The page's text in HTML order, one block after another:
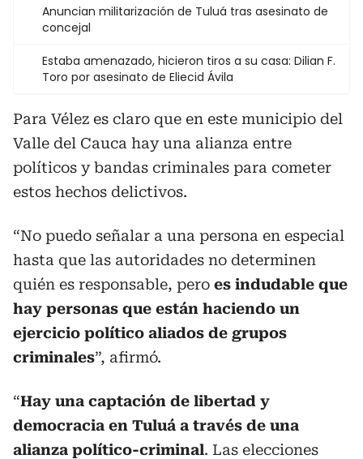
Anuncian militarización de Tuluá tras asesinato de
concejal
Estaba amenazado, hicieron tiros a su casa: Dilian F.
Toro por asesinato de Eliecid Ávila
Para Vélez es claro que en este municipio del
Valle del Cauca hay una alianza entre
políticos y bandas criminales para cometer
estos hechos delictivos.
“No puedo señalar a una persona en especial
hasta que las autoridades no determinen
quién es responsable, pero es indudable que
hay personas que están haciendo un
ejercicio político aliados de grupos
criminales”, afirmó.
“Hay una captación de libertad y
democracia en Tuluá a través de una
alianza político-criminal. Las elecciones